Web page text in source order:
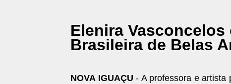
Elenira
Brasileira de Belas
NOVA IGUAÇU - A professora e artista